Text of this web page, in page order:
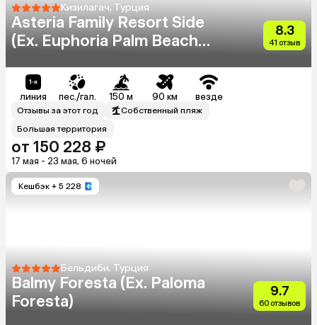
Кизилагач, Турция
Asteria Family Resort Side
(Ex. Euphoria Palm Beach
8.3
41 отзыв
линия пес./гал. 150 м 90 км везде
Отзывы за этот год
Собственный пляж
Большая территория
от 150 228 ₽
17 мая - 23 мая, 6 ночей
Кешбэк + 5 228
Бельдиби, Турция
Balmy Foresta (Ex. Paloma
Foresta)
9.7
60 отзывов